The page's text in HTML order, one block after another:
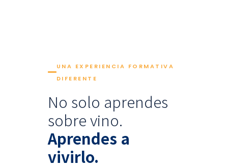
UNA EXPERIENCIA FORMATIVA
DIFERENTE
No solo aprendes
sobre vino.
Aprendes a
vivirlo.